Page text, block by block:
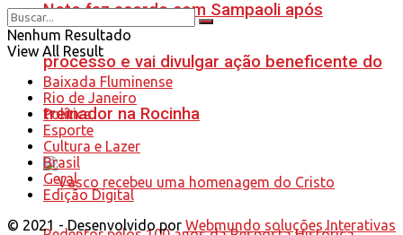
Neto faz acordo com Sampaoli após
processo e vai divulgar ação beneficente do
treinador na Rocinha
Nenhum Resultado
View All Result
Baixada Fluminense
Rio de Janeiro
Política
Esporte
Cultura e Lazer
Brasil
Geral
Edição Digital
© 2021 - Desenvolvido por Webmundo soluções Interativas